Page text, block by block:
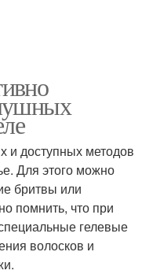
и доступных методов
Для этого можно
бритвы или
помнить, что при
гелевые
волосков и